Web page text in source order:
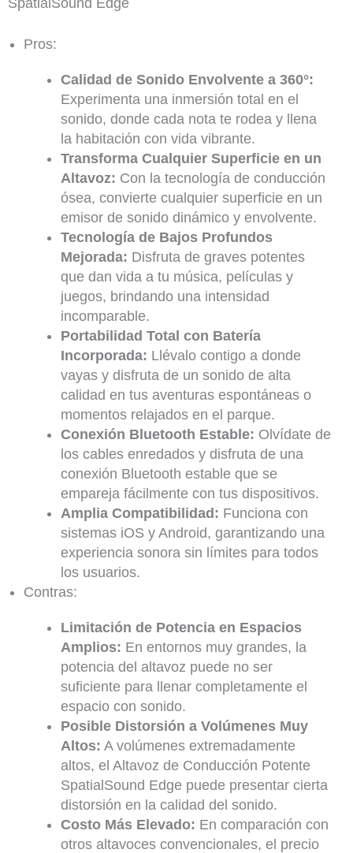
SpatialSound Edge
Pros:
Calidad de Sonido Envolvente a 360°:
Experimenta una inmersión total en el
sonido, donde cada nota te rodea y llena
la habitación con vida vibrante.
Transforma Cualquier Superficie en un
Altavoz: Con la tecnología de conducción
ósea, convierte cualquier superficie en un
emisor de sonido dinámico y envolvente.
Tecnología de Bajos Profundos
Mejorada: Disfruta de graves potentes
que dan vida a tu música, películas y
juegos, brindando una intensidad
incomparable.
Portabilidad Total con Batería
Incorporada: Llévalo contigo a donde
vayas y disfruta de un sonido de alta
calidad en tus aventuras espontáneas o
momentos relajados en el parque.
Conexión Bluetooth Estable: Olvídate de
los cables enredados y disfruta de una
conexión Bluetooth estable que se
empareja fácilmente con tus dispositivos.
Amplia Compatibilidad: Funciona con
sistemas iOS y Android, garantizando una
experiencia sonora sin límites para todos
los usuarios.
Contras:
Limitación de Potencia en Espacios
Amplios: En entornos muy grandes, la
potencia del altavoz puede no ser
suficiente para llenar completamente el
espacio con sonido.
Posible Distorsión a Volúmenes Muy
Altos: A volúmenes extremadamente
altos, el Altavoz de Conducción Potente
SpatialSound Edge puede presentar cierta
distorsión en la calidad del sonido.
Costo Más Elevado: En comparación con
otros altavoces convencionales, el precio